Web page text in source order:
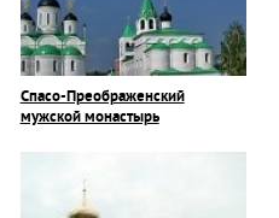
Спасо-Преображенский
мужской монастырь